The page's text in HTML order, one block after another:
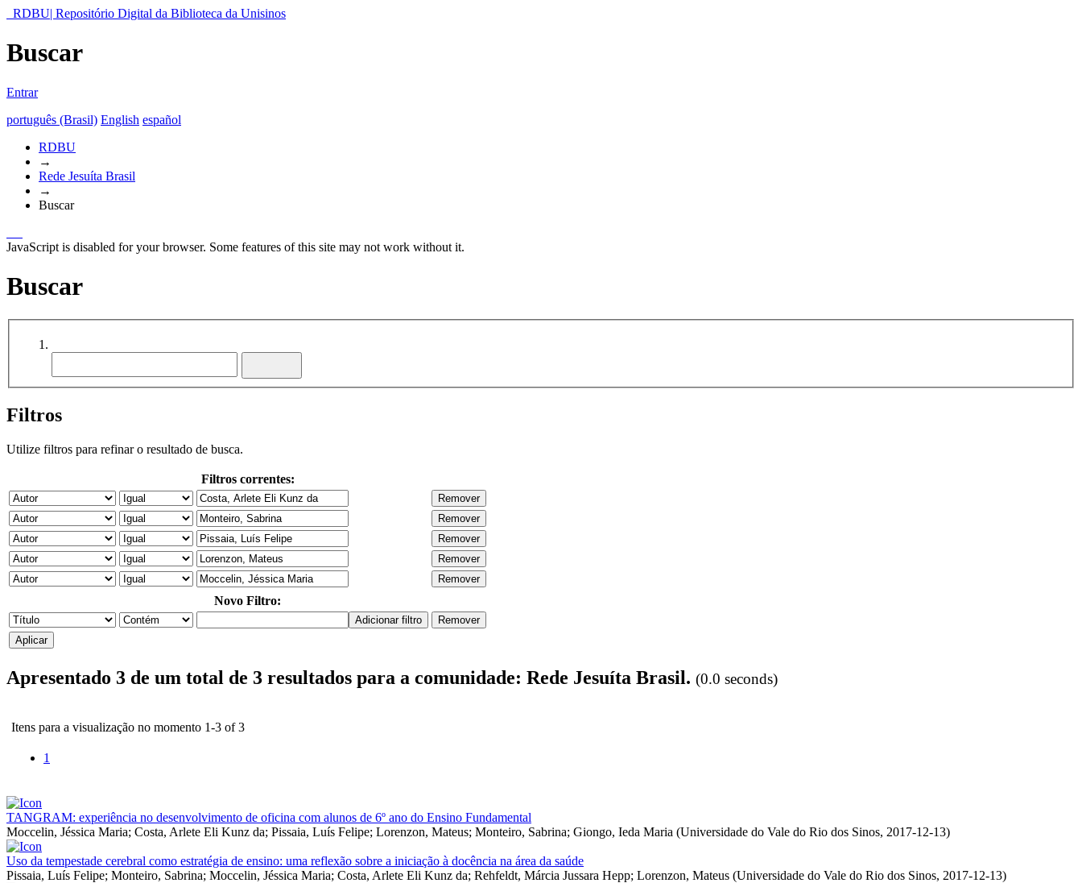
RDBU| Repositório Digital da Biblioteca da Unisinos
Buscar
Entrar
português (Brasil) English español
RDBU
→
Rede Jesuíta Brasil
→
Buscar
JavaScript is disabled for your browser. Some features of this site may not work without it.
Buscar
Filtros
Utilize filtros para refinar o resultado de busca.
Filtros correntes:
Novo Filtro:
Apresentado 3 de um total de 3 resultados para a comunidade: Rede Jesuíta Brasil. (0.0 seconds)
Itens para a visualização no momento 1-3 of 3
1
TANGRAM: experiência no desenvolvimento de oficina com alunos de 6º ano do Ensino Fundamental
Moccelin, Jéssica Maria; Costa, Arlete Eli Kunz da; Pissaia, Luís Felipe; Lorenzon, Mateus; Monteiro, Sabrina; Giongo, Ieda Maria (Universidade do Vale do Rio dos Sinos, 2017-12-13)
Uso da tempestade cerebral como estratégia de ensino: uma reflexão sobre a iniciação à docência na área da saúde
Pissaia, Luís Felipe; Monteiro, Sabrina; Moccelin, Jéssica Maria; Costa, Arlete Eli Kunz da; Rehfeldt, Márcia Jussara Hepp; Lorenzon, Mateus (Universidade do Vale do Rio dos Sinos, 2017-12-13)